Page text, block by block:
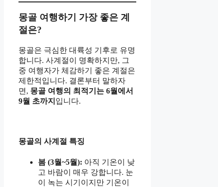
몽골 여행하기 가장 좋은 계
절은?
몽골은 극심한 대륙성 기후로 유명
합니다. 사계절이 명확하지만, 그
중 여행자가 체감하기 좋은 계절은
제한적입니다. 결론부터 말하자
면, 몽골 여행의 최적기는 6월에서
9월 초까지 입니다.
몽골의 사계절 특징
봄 (3월~5월): 아직 기온이 낮
고 바람이 매우 강합니다. 눈
이 녹는 시기이지만 기온이